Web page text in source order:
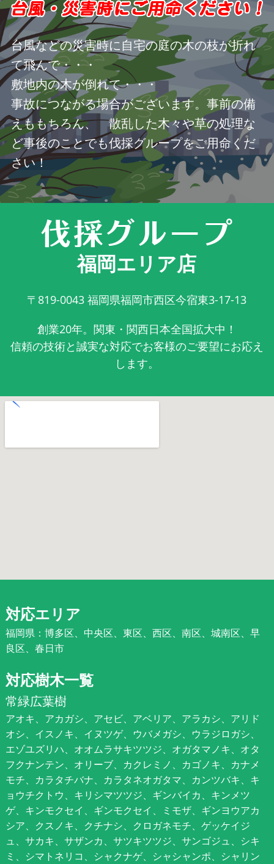
台風などの災害時に自宅の庭の木の枝が折れ
て飛んで・・・
敷地内の木が倒れて・・・
事故につながる場合がございます。事前の備
えももちろん、 散乱した木々や草の処理な
ど事後のことでも伐採グループをご用命くだ
さい！
福岡エリア店
〒819-0043 福岡県福岡市西区今宿東3-17-13
創業20年。関東・関西日本全国拡大中！
信頼の技術と誠実な対応でお客様のご要望にお応え
します。
対応エリア
福岡県：博多区、中央区、東区、西区、南区、城南区、早
良区、春日市
対応樹木一覧
常緑広葉樹
アオキ、アカガシ、アセビ、アベリア、アラカシ、アリド
オシ、イスノキ、イヌツゲ、ウバメガシ、ウラジロガシ、
エゾユズリハ、オオムラサキツツジ、オガタマノキ、オタ
フクナンテン、オリーブ、カクレミノ、カゴノキ、カナメ
モチ、カラタチバナ、カラタネオガタマ、カンツバキ、キ
ョウチクトウ、キリシマツツジ、ギンバイカ、キンメツ
ゲ、キンモクセイ、ギンモクセイ、ミモザ、ギンヨウアカ
シア、クスノキ、クチナシ、クロガネモチ、ゲッケイジ
ュ、サカキ、サザンカ、サツキツツジ、サンゴジュ、シキ
ミ、シマトネリコ、シャクナゲ、シャシャンポ、シャリン